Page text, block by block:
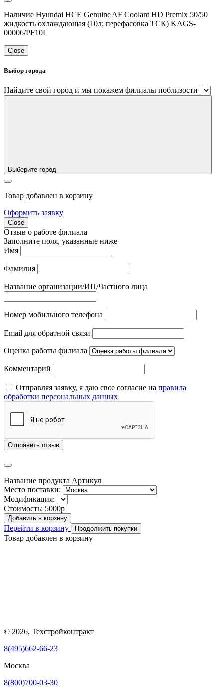
Наличие Hyundai HCE Genuine AF Coolant HD Premix 50/50
жидкость охлаждающая (10л; перефасовка ТСК) KAGS-
00006/PF10L
Close
Выбор города
Найдите свой город и мы покажем филиалы поблизости
Выберите город
Товар добавлен в корзину
Оформить заявку
Close
Отзыв о работе филиала
Заполните поля, указанные ниже
Имя
Фамилия
Название организации/ИП/Частного лица
Номер мобильного телефона
Email для обратной связи
Оценка работы филиала
Комментарий
Отправляя заявку, я даю свое согласие на правила
обработки персональных данных
Отправить отзыв
Название продукта Артикул
Место поставки:
Модификация:
Стоимость: 5000р
Добавить в корзину
Перейти в корзину Продолжить покупки
Товар добавлен в корзину
© 2026, Техстройконтракт
8(495)662-66-23
Москва
8(800)700-03-30